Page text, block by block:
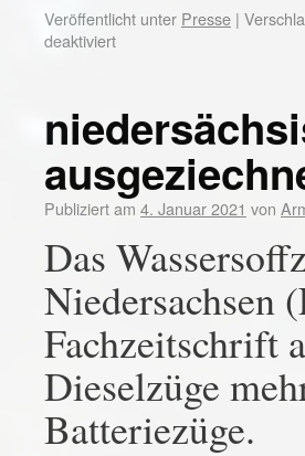
Veröffentlicht unter Presse |
deaktiviert
Publiziert am 4. Januar 2021 von
Das
Niedersachsen
Fachzeitschrift
Dieselzüge
Batteriezüge.